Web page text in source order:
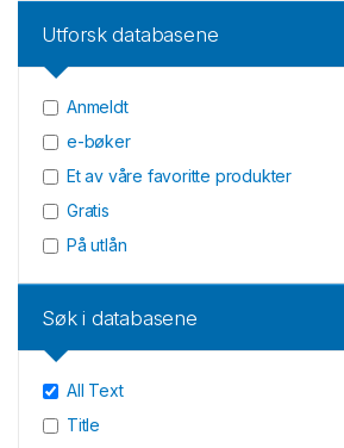
Utforsk databasene
Anmeldt
e-bøker
Et av våre favoritte produkter
Gratis
På utlån
Søk i databasene
All Text
Title